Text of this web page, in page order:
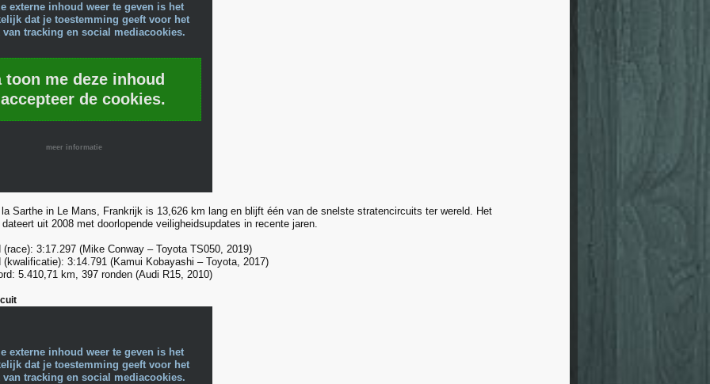
externe inhoud weer te geven is het
dat je toestemming geeft voor het
tracking en social mediacookies.
toon me deze inhoud
de cookies.
meer informatie
la Sarthe in Le Mans, Frankrijk is 13,626 km lang en blijft één van de snelste stratencircuits ter wereld. Het
dateert uit 2008 met doorlopende veiligheidsupdates in recente jaren.
(race): 3:17.297 (Mike Conway – Toyota TS050, 2019)
(kwalificatie): 3:14.791 (Kamui Kobayashi – Toyota, 2017)
5.410,71 km, 397 ronden (Audi R15, 2010)
externe inhoud weer te geven is het
dat je toestemming geeft voor het
tracking en social mediacookies.